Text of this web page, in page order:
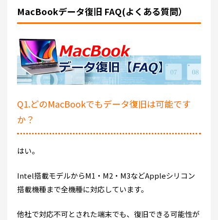
MacBookデータ復旧 FAQ(よくある質問）
Q1.どのMacBookでもデータ復旧は可能です
か？
はい。
Intel搭載モデルからM1・M2・M3などAppleシリコン
搭載機種まで全機種に対応しています。
他社で対応不可とされた端末でも、復旧できる可能性が